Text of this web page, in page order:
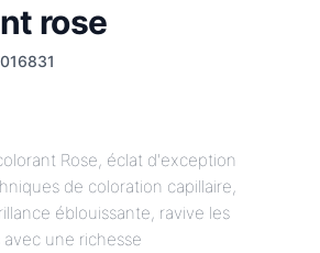
rose
Rose, éclat d'exception
de coloration capillaire,
éblouissante, ravive les
une richesse